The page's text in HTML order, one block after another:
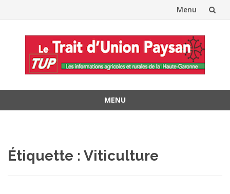
Menu
contenu
MENU
Étiquette : Viticulture